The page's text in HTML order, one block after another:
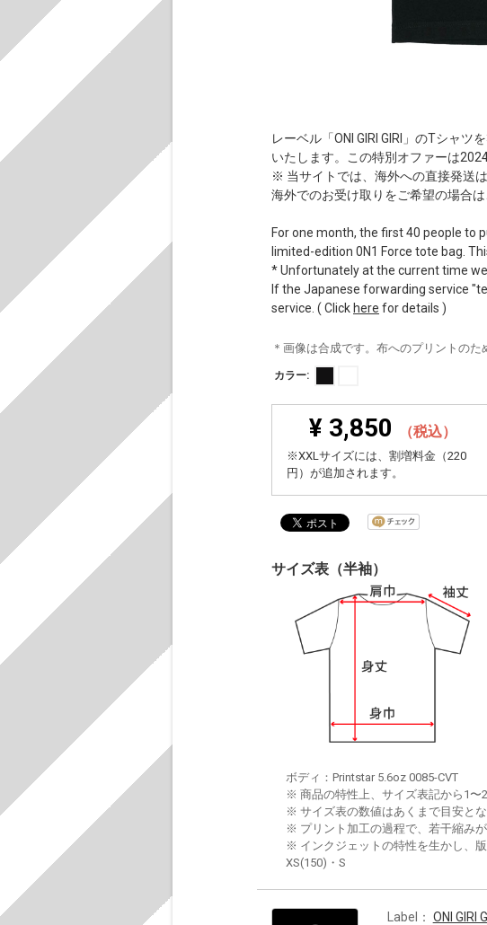
レーベル「ONI GIRI GIRI」のTシャ
いたします。この特別オファーは
※ 当サイトでは、海外への直接発送は
海外でのお受け取りをご希望の場合
For one month, the first 40 people to
limited-edition 0N1 Force tote bag.
* Unfortunately at the current time
If the Japanese forwarding service
service. ( Click here for details )
＊画像は合成です。布へのプリントのた
カラー:
¥ 3,850 （税込）
※XXLサイズには、割増料金（220
円）が追加されます。
サイズ表（半袖）
ボディ：Printstar 5.6oz 0085-CVT
※ 商品の特性上、サイズ表記から1〜
※ サイズ表の数値はあくまで目安と
※ プリント加工の過程で、若干縮み
※ インクジェットの特性を生かし、
XS(150)・S
Label： ONI GIRI